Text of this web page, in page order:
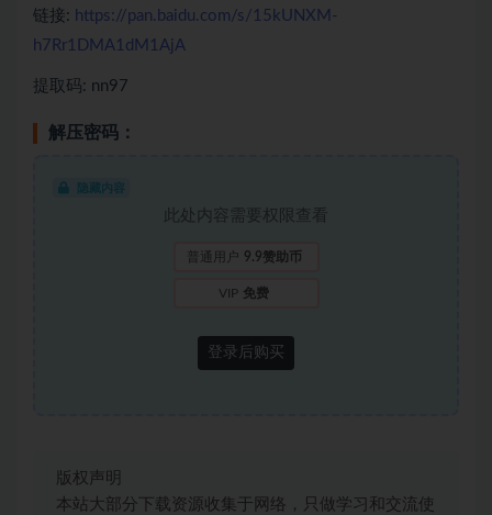
链接: https://pan.baidu.com/s/15kUNXM-
h7Rr1DMA1dM1AjA
提取码: nn97
解压密码：
隐藏内容
此处内容需要权限查看
普通用户 9.9赞助币
VIP 免费
登录后购买
版权声明
本站大部分下载资源收集于网络，只做学习和交流使